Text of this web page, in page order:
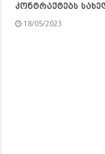
კონტრაქტებს
18/05/2023